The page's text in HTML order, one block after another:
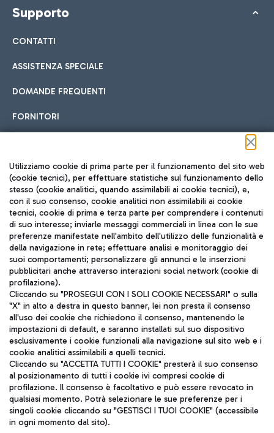
Supporto
CONTATTI
ASSISTENZA SPECIALE
DOMANDE FREQUENTI
FORNITORI
Seguici sui social
TRAVEL JOURNAL
ITA
Aeroporti di Roma S.p.A. - Società soggetta a direzione e
coordinamento di Mundys S.p.A.
Codice fiscale e Registro delle Imprese di Roma 13032990155 P.
IVA 06572251004
Capitale sociale 62.224.743,00 int. vers.
Sede legale: Via Pier Paolo Racchetti 1 - 00054 Fiumicino (RM)
telefono +39 06 65951
Utilizziamo cookie di prima parte per il funzionamento del sito web
(cookie tecnici), per effettuare statistiche sul funzionamento dello
stesso (cookie analitici, quando assimilabili ai cookie tecnici), e,
con il suo consenso, cookie analitici non assimilabili ai cookie
tecnici, cookie di prima e terza parte per comprendere i contenuti
di suo interesse; inviarle messaggi commerciali in linea con le sue
preferenze manifestate nell'ambito dell'utilizzo delle funzionalità e
della navigazione in rete; effettuare analisi e monitoraggio dei
suoi comportamenti; personalizzare gli annunci e le inserzioni
pubblicitari anche attraverso interazioni social network (cookie di
profilazione).
Cliccando su "PROSEGUI CON I SOLI COOKIE NECESSARI" o sulla
"X" in alto a destra in questo banner, lei non presta il consenso
all'uso dei cookie che richiedono il consenso, mantenendo le
impostazioni di default, e saranno installati sul suo dispositivo
esclusivamente i cookie funzionali alla navigazione sul sito web e i
cookie analitici assimilabili a quelli tecnici.
Cliccando su "ACCETTA TUTTI I COOKIE" presterà il suo consenso
al posizionamento di tutti i cookie ivi compresi cookie di
profilazione. Il consenso è facoltativo e può essere revocato in
qualsiasi momento. Potrà selezionare le sue preferenze per i
singoli cookie cliccando su "GESTISCI I TUOI COOKIE" (accessibile
in ogni momento dal sito).